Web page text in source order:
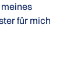
für mich